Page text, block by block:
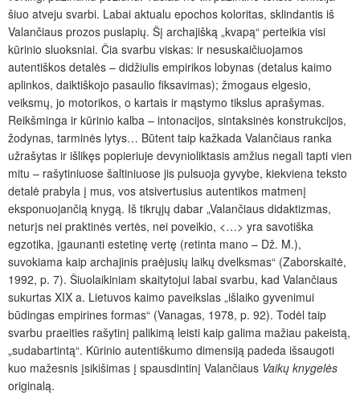
šiuo atveju svarbi. Labai aktualu epochos koloritas, sklindantis iš
Valančiaus prozos puslapių. Šį archajišką „kvapą“ perteikia visi
kūrinio sluoksniai. Čia svarbu viskas: ir nesuskaičiuojamos
autentiškos detalės – didžiulis empirikos lobynas (detalus kaimo
aplinkos, daiktiškojo pasaulio fiksavimas); žmogaus elgesio,
veiksmų, jo motorikos, o kartais ir mąstymo tikslus aprašymas.
Reikšminga ir kūrinio kalba – intonacijos, sintaksinės konstrukcijos,
žodynas, tarminės lytys… Būtent taip kažkada Valančiaus ranka
užrašytas ir išlikęs popieriuje devynioliktasis amžius negali tapti vien
mitu – rašytiniuose šaltiniuose jis pulsuoja gyvybe, kiekviena teksto
detalė prabyla į mus, vos atsivertusius autentikos matmenį
eksponuojančią knygą. Iš tikrųjų dabar „Valančiaus didaktizmas,
neturįs nei praktinės vertės, nei poveikio, <…> yra savotiška
egzotika, įgaunanti estetinę vertę (retinta mano – Dž. M.),
suvokiama kaip archajinis praėjusių laikų dvelksmas“ (Zaborskaitė,
1992, p. 7). Šiuolaikiniam skaitytojui labai svarbu, kad Valančiaus
sukurtas XIX a. Lietuvos kaimo paveikslas „išlaiko gyvenimui
būdingas empirines formas“ (Vanagas, 1978, p. 92). Todėl taip
svarbu praeities rašytinį palikimą leisti kaip galima mažiau pakeistą,
„sudabartintą“. Kūrinio autentiškumo dimensiją padeda išsaugoti
kuo mažesnis įsikišimas į spausdintinį Valančiaus Vaikų knygelės
originalą.